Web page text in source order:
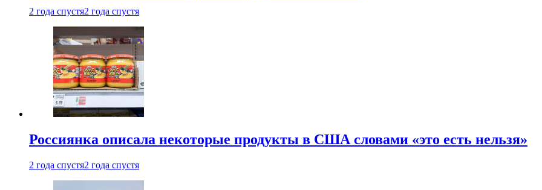
2 года спустя2 года спустя
Россиянка описала некоторые продукты в США словами «это есть нельзя»
2 года спустя2 года спустя